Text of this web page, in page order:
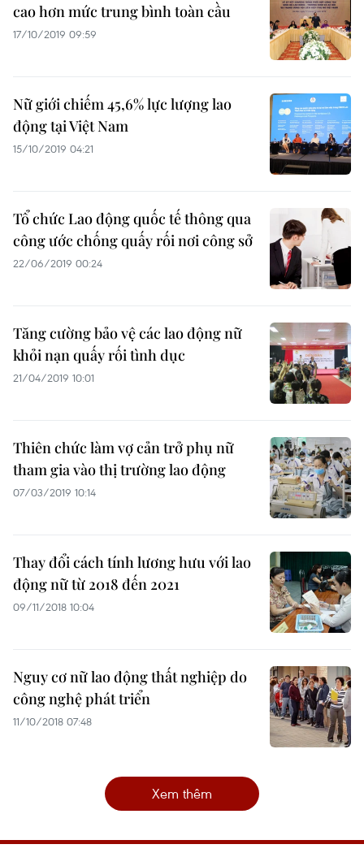
cao hơn mức trung bình toàn cầu
17/10/2019 09:59
Nữ giới chiếm 45,6% lực lượng lao
động tại Việt Nam
15/10/2019 04:21
Tổ chức Lao động quốc tế thông qua
công ước chống quấy rối nơi công sở
22/06/2019 00:24
Tăng cường bảo vệ các lao động nữ
khỏi nạn quấy rối tình dục
21/04/2019 10:01
Thiên chức làm vợ cản trở phụ nữ
tham gia vào thị trường lao động
07/03/2019 10:14
Thay đổi cách tính lương hưu với lao
động nữ từ 2018 đến 2021
09/11/2018 10:04
Nguy cơ nữ lao động thất nghiệp do
công nghệ phát triển
11/10/2018 07:48
Xem thêm